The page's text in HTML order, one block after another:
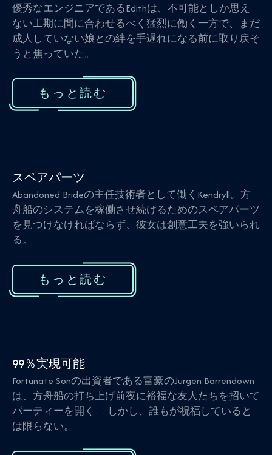
優秀なエンジニアであるEdithは、不可能としか思え
ない工期に間に合わせるべく猛烈に働く一方で、まだ
成人していない娘との絆を手遅れになる前に取り戻そ
うと焦っていた。
もっと読む
スペアパーツ
Abandoned Brideの主任技術者として働くKendryll。方
舟船のシステムを稼働させ続けるためのスペアパーツ
を見つけなければならず、彼女は創意工夫を強いられ
る。
もっと読む
99％実現可能
Fortunate Sonの出資者である富豪のJurgen Barrendown
は、方舟船の打ち上げ前夜に裕福な友人たちを招いて
パーティーを開く… しかし、誰もが祝福していると
は限らない。